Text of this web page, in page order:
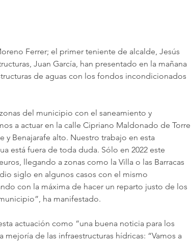
Ferrer; el primer teniente de alcalde, Jesús
Juan García, han presentado en la mañana
de aguas con los fondos incondicionados
del municipio con el saneamiento y
a actuar en la calle Cipriano Maldonado de Torre
y Benajarafe alto. Nuestro trabajo en esta
está fuera de toda duda. Sólo en 2022 este
llegando a zonas como la Villa o las Barracas
siglo en algunos casos con el mismo
con la máxima de hacer un reparto justo de los
ha manifestado.
actuación como “una buena noticia para los
de las infraestructuras hídricas: “Vamos a